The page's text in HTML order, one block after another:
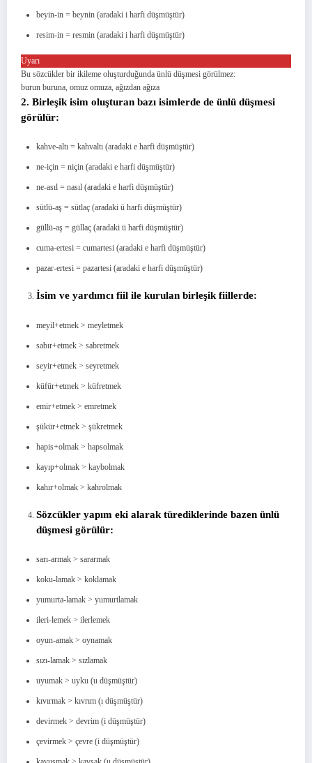
beyin-in = beynin (aradaki i harfi düşmüştür)
resim-in = resmin (aradaki i harfi düşmüştür)
Uyarı
Bu sözcükler bir ikileme oluşturduğunda ünlü düşmesi görülmez:
burun buruna, omuz omuza, ağızdan ağıza
2. Birleşik isim oluşturan bazı isimlerde de ünlü düşmesi
görülür:
kahve-altı = kahvaltı (aradaki e harfi düşmüştür)
ne-için = niçin (aradaki e harfi düşmüştür)
ne-asıl = nasıl (aradaki e harfi düşmüştür)
sütlü-aş = sütlaç (aradaki ü harfi düşmüştür)
güllü-aş = güllaç (aradaki ü harfi düşmüştür)
cuma-ertesi = cumartesi (aradaki e harfi düşmüştür)
pazar-ertesi = pazartesi (aradaki e harfi düşmüştür)
İsim ve yardımcı fiil ile kurulan birleşik fiillerde:
meyil+etmek > meyletmek
sabır+etmek > sabretmek
seyir+etmek > seyretmek
küfür+etmek > küfretmek
emir+etmek > emretmek
şükür+etmek > şükretmek
hapis+olmak > hapsolmak
kayıp+olmak > kaybolmak
kahır+olmak > kahrolmak
Sözcükler yapım eki alarak türediklerinde bazen ünlü
düşmesi görülür:
sarı-armak > sararmak
koku-lamak > koklamak
yumurta-lamak > yumurtlamak
ileri-lemek > ilerlemek
oyun-amak > oynamak
sızı-lamak > sızlamak
uyumak > uyku (u düşmüştür)
kıvırmak > kıvrım (ı düşmüştür)
devirmek > devrim (i düşmüştür)
çevirmek > çevre (i düşmüştür)